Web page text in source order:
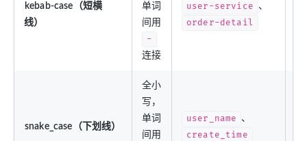
kebab-case（短横
线）
单词
间用
-
连接
user-service 、
order-detail
snake_case（下划线）
全小
写，
单词
间用
user_name 、
create_time